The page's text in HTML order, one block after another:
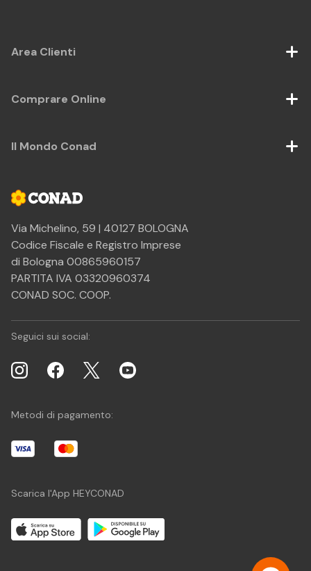
Via Michelino, 59 | 40127 BOLOGNA
Codice Fiscale e Registro Imprese
di Bologna 00865960157
PARTITA IVA 03320960374
CONAD SOC. COOP.
Area Clienti
Comprare Online
Il Mondo Conad
Seguici sui social:
Metodi di pagamento:
Scarica l'App HEYCONAD